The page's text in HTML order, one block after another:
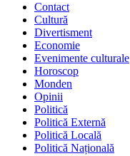
Contact
Cultură
Divertisment
Economie
Evenimente culturale
Horoscop
Monden
Opinii
Politică
Politică Externă
Politică Locală
Politică Națională